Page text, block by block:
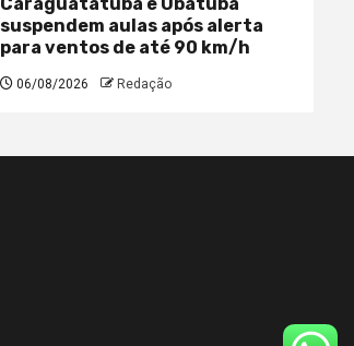
suspendem aulas após alerta
para ventos de até 90 km/h
06/08/2026 Redação